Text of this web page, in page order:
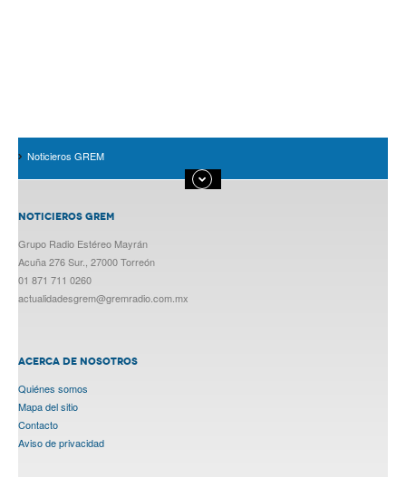
Noticieros GREM
NOTICIEROS GREM
Grupo Radio Estéreo Mayrán
Acuña 276 Sur., 27000 Torreón
01 871 711 0260
actualidadesgrem@gremradio.com.mx
ACERCA DE NOSOTROS
Quiénes somos
Mapa del sitio
Contacto
Aviso de privacidad